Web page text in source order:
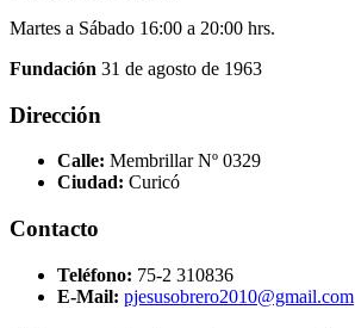
Martes a Sábado 16:00 a 20:00 hrs.
Fundación 31 de agosto de 1963
Dirección
Calle: Membrillar Nº 0329
Ciudad: Curicó
Contacto
Teléfono: 75-2 310836
E-Mail: pjesusobrero2010@gmail.com